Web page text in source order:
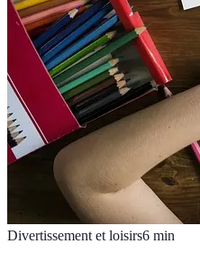
Divertissement et loisirs6 min